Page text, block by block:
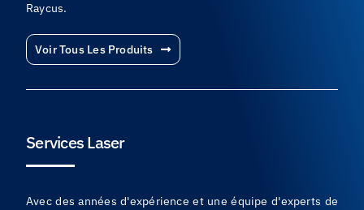
Raycus.
Voir Tous Les Produits
Services Laser
Avec des années d'expérience et une équipe d'experts de